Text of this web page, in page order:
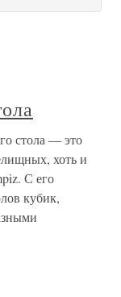
стола — это
хоть и
С его
кубик,